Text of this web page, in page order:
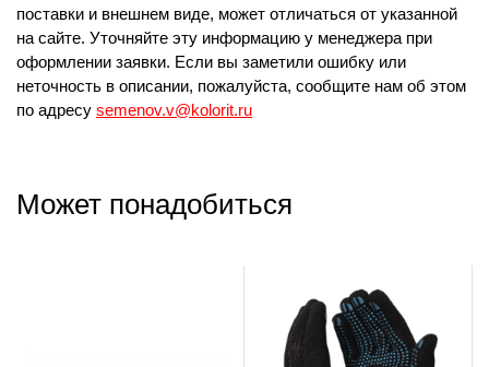
поставки и внешнем виде, может отличаться от указанной
на сайте. Уточняйте эту информацию у менеджера при
оформлении заявки. Если вы заметили ошибку или
неточность в описании, пожалуйста, сообщите нам об этом
по адресу semenov.v@kolorit.ru
Может понадобиться